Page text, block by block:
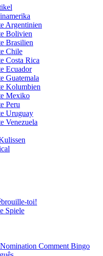
Argentinien
Bolivien
Brasilien
Chile
Costa Rica
Ecuador
Guatemala
Kolumbien
Mexiko
Peru
Uruguay
Venezuela
toi!
Spiele
Nomination Comment Bingo